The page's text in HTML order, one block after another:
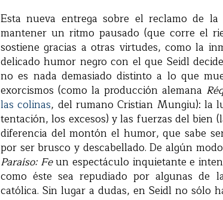
Esta nueva entrega sobre el reclamo de
mantener un ritmo pausado (que corre el
sostiene gracias a otras virtudes, como la
delicado humor negro con el que Seidl
no es nada demasiado distinto a lo que
exorcismos (como la producción alemana
las colinas, del rumano Cristian Mungiu): la
tentación, los excesos) y las fuerzas del bien
diferencia del montón el humor, que sabe
por ser brusco y descabellado. De algún
Paraíso: Feun espectáculo inquietante e
como éste sea repudiado por algunas de
católica. Sin lugar a dudas, en Seidl no sólo